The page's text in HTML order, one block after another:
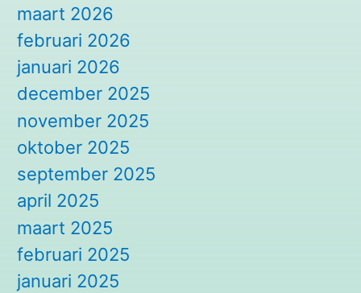
maart 2026
februari 2026
januari 2026
december 2025
november 2025
oktober 2025
september 2025
april 2025
maart 2025
februari 2025
januari 2025